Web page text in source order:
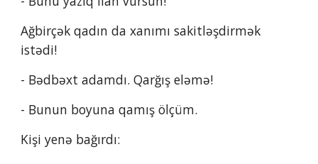
Ağbirçək qadın da xanımı sakitləşdirmək
istədi!
- Bədbəxt adamdı. Qarğış eləmə!
- Bunun boyuna qamış ölçüm.
Kişi yenə bağırdı: